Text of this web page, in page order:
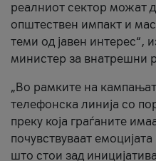
реалниот сектор можат
општествен импакт и
теми од јавен интерес“,
министер за внатрешни
„Во рамките на
телефонска линија со
преку која граѓаните
почувствуваат
што стои зад